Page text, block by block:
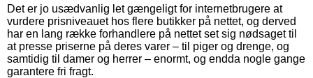
Det er jo usædvanlig let gængeligt for internetbrugere at
vurdere prisniveauet hos flere butikker på nettet, og derved
har en lang række forhandlere på nettet set sig nødsaget til
at presse priserne på deres varer – til piger og drenge, og
samtidig til damer og herrer – enormt, og endda nogle gange
garantere fri fragt.